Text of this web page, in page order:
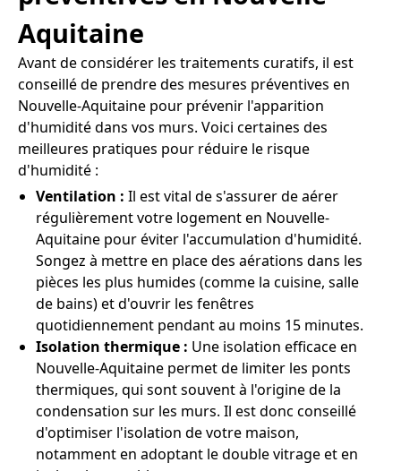
Aquitaine
Avant de considérer les traitements curatifs, il est
conseillé de prendre des mesures préventives en
Nouvelle-Aquitaine pour prévenir l'apparition
d'humidité dans vos murs. Voici certaines des
meilleures pratiques pour réduire le risque
d'humidité :
Ventilation : Il est vital de s'assurer de aérer
régulièrement votre logement en Nouvelle-
Aquitaine pour éviter l'accumulation d'humidité.
Songez à mettre en place des aérations dans les
pièces les plus humides (comme la cuisine, salle
de bains) et d'ouvrir les fenêtres
quotidiennement pendant au moins 15 minutes.
Isolation thermique : Une isolation efficace en
Nouvelle-Aquitaine permet de limiter les ponts
thermiques, qui sont souvent à l'origine de la
condensation sur les murs. Il est donc conseillé
d'optimiser l'isolation de votre maison,
notamment en adoptant le double vitrage et en